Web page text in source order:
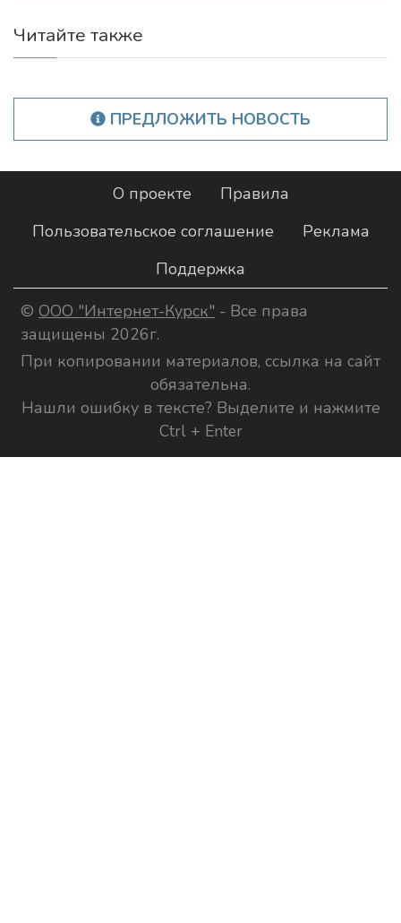
Читайте также
ПРЕДЛОЖИТЬ НОВОСТЬ
О проекте
Правила
Пользовательское соглашение
Реклама
Поддержка
© ООО "Интернет-Курск" - Все права
защищены 2026г.
При копировании материалов, ссылка на сайт
обязательна.
Нашли ошибку в тексте? Выделите и нажмите
Ctrl + Enter